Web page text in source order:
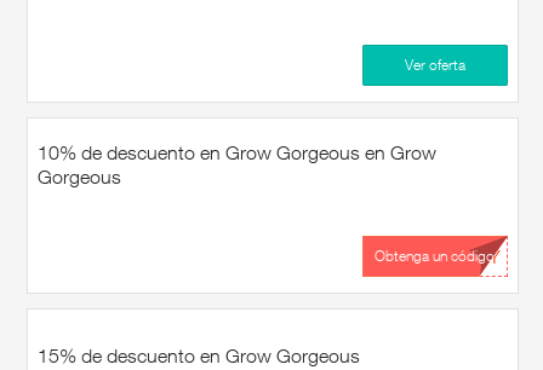
Ver oferta
10% de descuento en Grow Gorgeous en Grow
Gorgeous
...RY
Obtenga un código
15% de descuento en Grow Gorgeous